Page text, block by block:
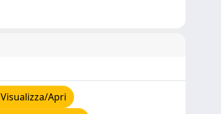
Visualizza/Apri